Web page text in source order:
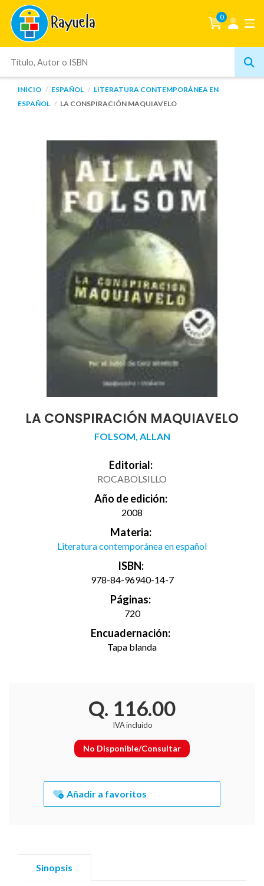
0
INICIO ESPAÑOL
LITERATURA CONTEMPORÁNEA EN
ESPAÑOL
LA CONSPIRACIÓN MAQUIAVELO
LA CONSPIRACIÓN MAQUIAVELO
FOLSOM, ALLAN
Editorial:
ROCABOLSILLO
Año de edición:
2008
Materia:
Literatura contemporánea en español
ISBN:
978-84-96940-14-7
Páginas:
720
Encuadernación:
Tapa blanda
Q. 116.00
IVA incluido
No Disponible/Consultar
Añadir a favoritos
Sinopsis